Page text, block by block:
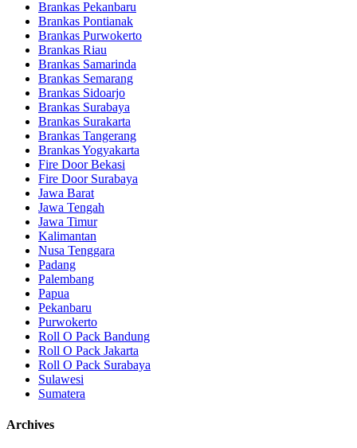
Brankas Pekanbaru
Brankas Pontianak
Brankas Purwokerto
Brankas Riau
Brankas Samarinda
Brankas Semarang
Brankas Sidoarjo
Brankas Surabaya
Brankas Surakarta
Brankas Tangerang
Brankas Yogyakarta
Fire Door Bekasi
Fire Door Surabaya
Jawa Barat
Jawa Tengah
Jawa Timur
Kalimantan
Nusa Tenggara
Padang
Palembang
Papua
Pekanbaru
Purwokerto
Roll O Pack Bandung
Roll O Pack Jakarta
Roll O Pack Surabaya
Sulawesi
Sumatera
Archives